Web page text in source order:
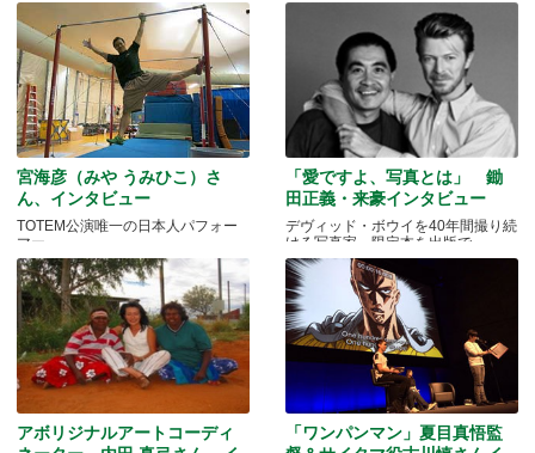
宮海彦（みや うみひこ）さ
ん、インタビュー
TOTEM公演唯一の日本人パフォー
マー
「愛ですよ、写真とは」 鋤
田正義・来豪インタビュー
デヴィッド・ボウイを40年間撮り続
ける写真家、限定本を出版で
アボリジナルアートコーディ
「ワンパンマン」夏目真悟監